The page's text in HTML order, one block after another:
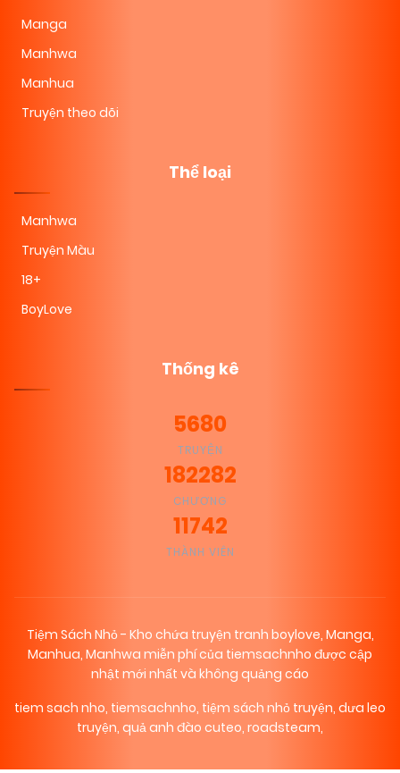
Manga
Manhwa
Manhua
Truyện theo dõi
Thể loại
Manhwa
Truyện Màu
18+
BoyLove
Thống kê
5680
TRUYỆN
182282
CHƯƠNG
11742
THÀNH VIÊN
Tiệm Sách Nhỏ - Kho chứa truyện tranh boylove, Manga,
Manhua, Manhwa miễn phí của tiemsachnho được cập
nhật mới nhất và không quảng cáo
tiem sach nho, tiemsachnho, tiệm sách nhỏ truyện, dưa leo
truyện, quả anh đào cuteo, roadsteam,